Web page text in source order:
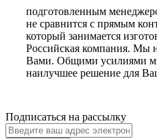
подготовленным
не сравнится с прямым
который занимается
Российская компания. Мы
Вами. Общими усилиями
наилучшее решение для
Подписаться на рассылку